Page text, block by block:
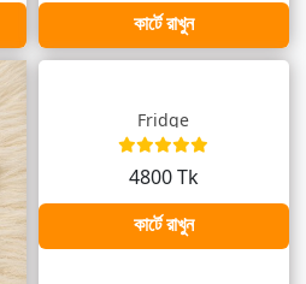
কার্টে রাখুন
Fridge
4800 Tk
কার্টে রাখুন